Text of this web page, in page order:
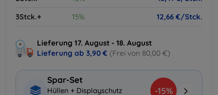
3Stck.+
15% 12,66 €/Stck.
Lieferung 17. August - 18. August
Lieferung ab 3,90 € (Frei von 80,00 €)
Spar-Set
Hüllen + Displayschutz
-15%